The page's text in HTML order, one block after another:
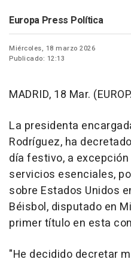
Europa Press Política
Miércoles, 18 marzo 2026
Publicado: 12:13
MADRID, 18 Mar.
La presidenta
Rodríguez, ha
día festivo, a
servicios esenciales,
sobre Estados Unidos
Béisbol, disputado en
primer título en esta
"He decidido decretar